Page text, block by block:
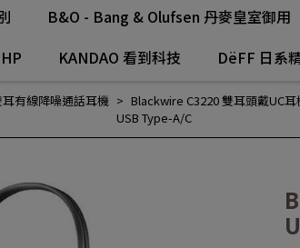
B&O - Bang & Olufsen 丹麥皇室御用
KANDAO 看到科技 DëFF 日系
有線降噪通話耳機
Blackwire C3220 雙耳頭戴UC耳
USB Type-A/C